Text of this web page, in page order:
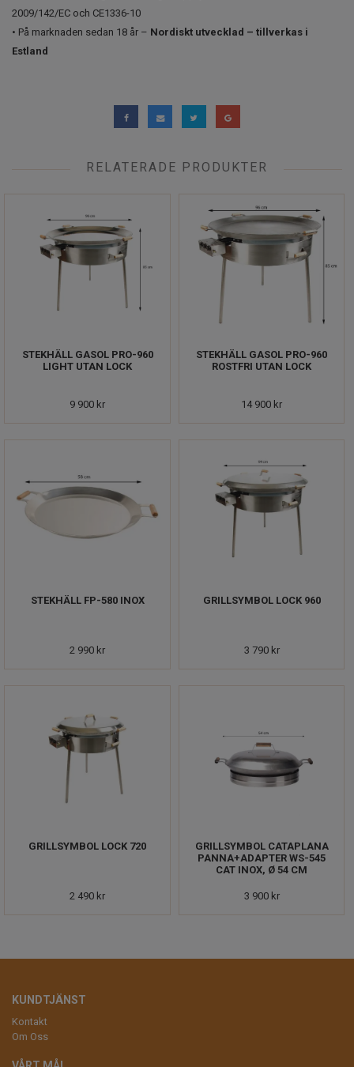
2009/142/EC och CE1336-10
• På marknaden sedan 18 år – Nordiskt utvecklad – tillverkas i
Estland
RELATERADE PRODUKTER
STEKHÄLL GASOL PRO-960
LIGHT UTAN LOCK
9 900 kr
STEKHÄLL GASOL PRO-960
ROSTFRI UTAN LOCK
14 900 kr
STEKHÄLL FP-580 INOX
2 990 kr
GRILLSYMBOL LOCK 960
3 790 kr
GRILLSYMBOL LOCK 720
2 490 kr
GRILLSYMBOL CATAPLANA
PANNA+ADAPTER WS-545
CAT INOX, Ø 54 CM
3 900 kr
KUNDTJÄNST
Kontakt
Om Oss